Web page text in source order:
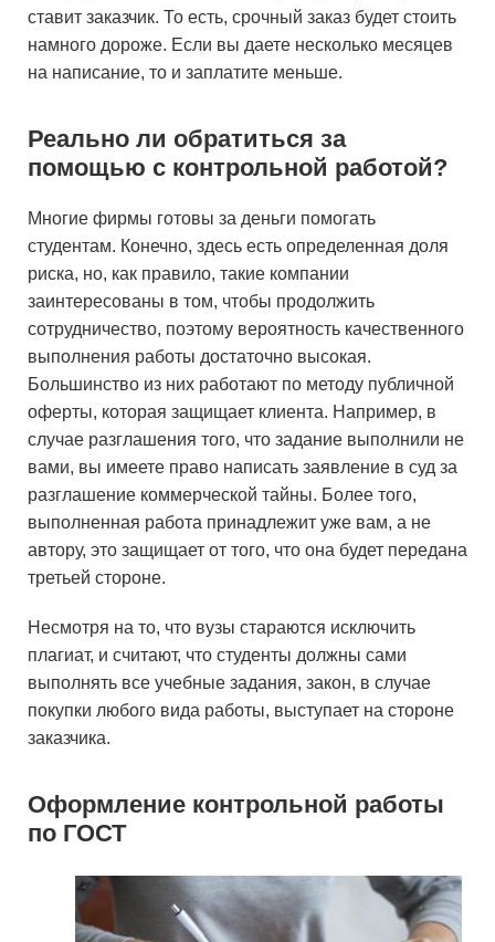
ставит заказчик. То есть, срочный заказ будет стоить
намного дороже. Если вы даете несколько месяцев
на написание, то и заплатите меньше.
Реально ли обратиться за
помощью с контрольной работой?
Многие фирмы готовы за деньги помогать
студентам. Конечно, здесь есть определенная доля
риска, но, как правило, такие компании
заинтересованы в том, чтобы продолжить
сотрудничество, поэтому вероятность качественного
выполнения работы достаточно высокая.
Большинство из них работают по методу публичной
оферты, которая защищает клиента. Например, в
случае разглашения того, что задание выполнили не
вами, вы имеете право написать заявление в суд за
разглашение коммерческой тайны. Более того,
выполненная работа принадлежит уже вам, а не
автору, это защищает от того, что она будет передана
третьей стороне.
Несмотря на то, что вузы стараются исключить
плагиат, и считают, что студенты должны сами
выполнять все учебные задания, закон, в случае
покупки любого вида работы, выступает на стороне
заказчика.
Оформление контрольной работы
по ГОСТ